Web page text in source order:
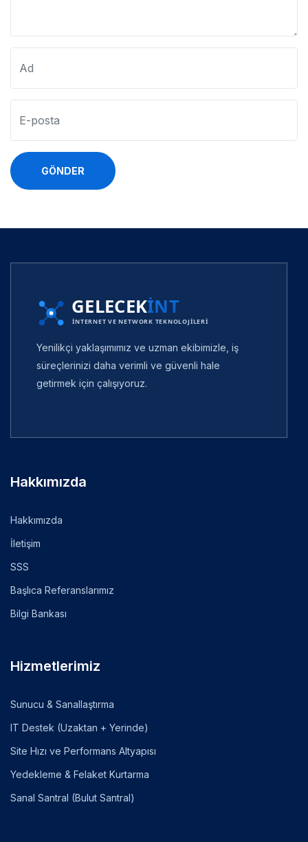
GÖNDER
Yenilikçi yaklaşımımız ve uzman ekibimizle, iş
süreçlerinizi daha verimli ve güvenli hale
getirmek için çalışıyoruz.
Hakkımızda
Hakkımızda
İletişim
SSS
Başlıca Referanslarımız
Bilgi Bankası
Hizmetlerimiz
Sunucu & Sanallaştırma
IT Destek (Uzaktan + Yerinde)
Site Hızı ve Performans Altyapısı
Yedekleme & Felaket Kurtarma
Sanal Santral (Bulut Santral)